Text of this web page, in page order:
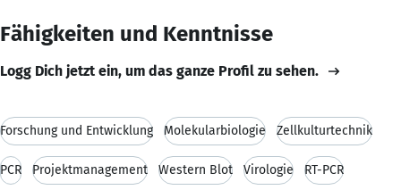
Fähigkeiten und Kenntnisse
Logg Dich jetzt ein, um das ganze Profil zu sehen.
Forschung und Entwicklung Molekularbiologie Zellkulturtechnik
PCR Projektmanagement Western Blot Virologie RT-PCR